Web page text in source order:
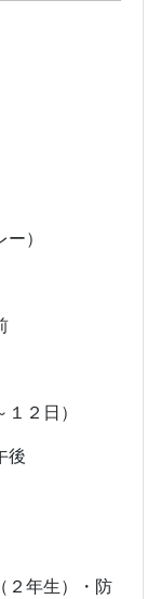
）
２日）
後
２年生）・防